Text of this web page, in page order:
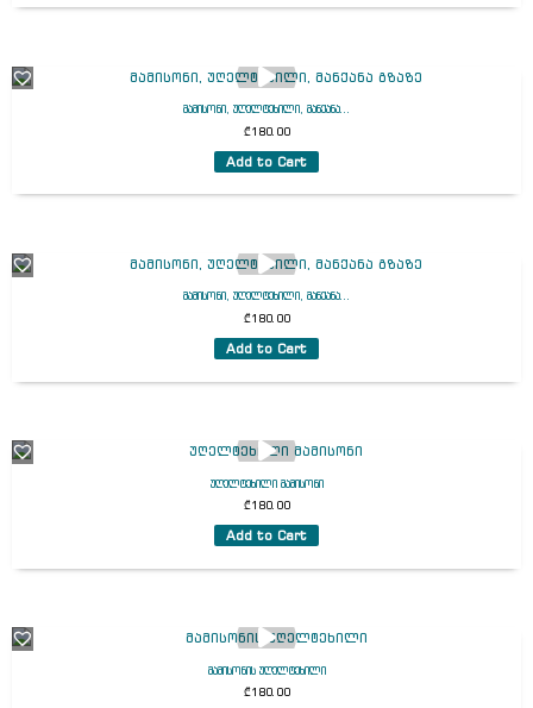
მამისონი, უღელტეხილი, მანქანა...
₾180.00
Add to Cart
მამისონი, უღელტეხილი, მანქანა...
₾180.00
Add to Cart
უღელტეხილი მამისონი
₾180.00
Add to Cart
მამისონის უღელტეხილი
₾180.00